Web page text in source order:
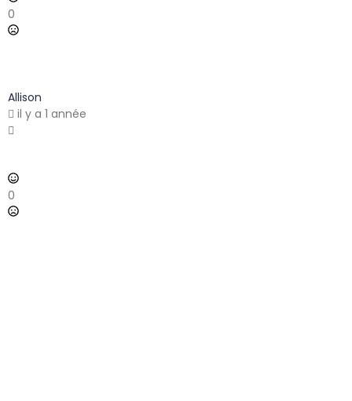
0
Allison
il y a 1 année
0